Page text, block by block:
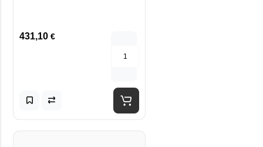
431,10 €